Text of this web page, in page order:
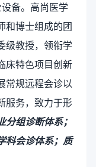
备。高尚医学
和博士组成的团
级教授，领衔学
床特色项目创新
常规远程会诊以
服务，致力于形
分组诊断体系；
科会诊体系；质